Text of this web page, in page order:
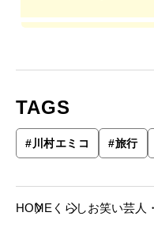
TAGS
#川村エミコ #旅行
HOME くらしお笑い芸人